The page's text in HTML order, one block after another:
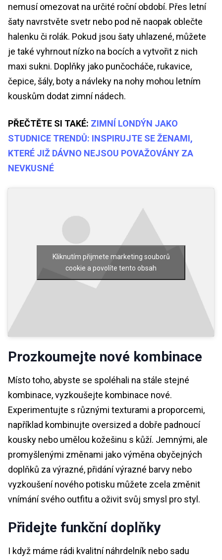
nemusí omezovat na určité roční období. Přes letní
šaty navrstvěte svetr nebo pod ně naopak oblečte
halenku či rolák. Pokud jsou šaty uhlazené, můžete
je také vyhrnout nízko na bocích a vytvořit z nich
maxi sukni. Doplňky jako punčocháče, rukavice,
čepice, šály, boty a návleky na nohy mohou letním
kouskům dodat zimní nádech.
PŘEČTĚTE SI TAKÉ: ZIMNÍ LONDÝN JAKO
STUDNICE TRENDŮ: INSPIRUJTE SE ŽENAMI,
KTERÉ JIŽ DÁVNO NEJSOU POVAŽOVÁNY ZA
NEVKUSNÉ
Kliknutím přijmete marketing souborů
cookie a povolíte tento obsah
Prozkoumejte nové kombinace
Místo toho, abyste se spoléhali na stále stejné
kombinace, vyzkoušejte kombinace nové.
Experimentujte s různými texturami a proporcemi,
například kombinujte oversized a dobře padnoucí
kousky nebo umělou kožešinu s kůží. Jemnými, ale
promyšlenými změnami jako výměna obyčejných
doplňků za výrazné, přidání výrazné barvy nebo
vyzkoušení nového potisku můžete zcela změnit
vnímání svého outfitu a oživit svůj smysl pro styl.
Přidejte funkční doplňky
I když máme rádi kvalitní náhrdelník nebo sadu